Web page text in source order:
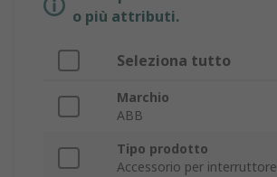
o più attributi.
Seleziona tutto
Marchio
ABB
Tipo prodotto
Accessorio per interruttore